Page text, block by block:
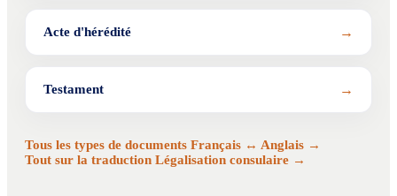
Acte d'hérédité →
Testament →
Tous les types de documents Français ↔ Anglais →
Tout sur la traduction Légalisation consulaire →